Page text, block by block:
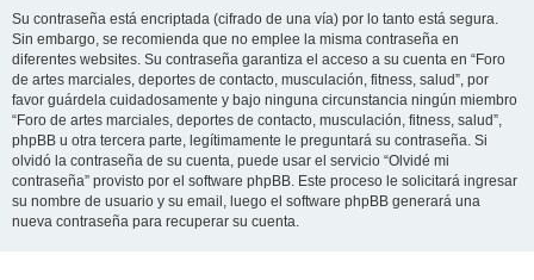
Su contraseña está encriptada (cifrado de una vía) por lo tanto está segura.
Sin embargo, se recomienda que no emplee la misma contraseña en
diferentes websites. Su contraseña garantiza el acceso a su cuenta en “Foro
de artes marciales, deportes de contacto, musculación, fitness, salud”, por
favor guárdela cuidadosamente y bajo ninguna circunstancia ningún miembro
“Foro de artes marciales, deportes de contacto, musculación, fitness, salud”,
phpBB u otra tercera parte, legítimamente le preguntará su contraseña. Si
olvidó la contraseña de su cuenta, puede usar el servicio “Olvidé mi
contraseña” provisto por el software phpBB. Este proceso le solicitará ingresar
su nombre de usuario y su email, luego el software phpBB generará una
nueva contraseña para recuperar su cuenta.